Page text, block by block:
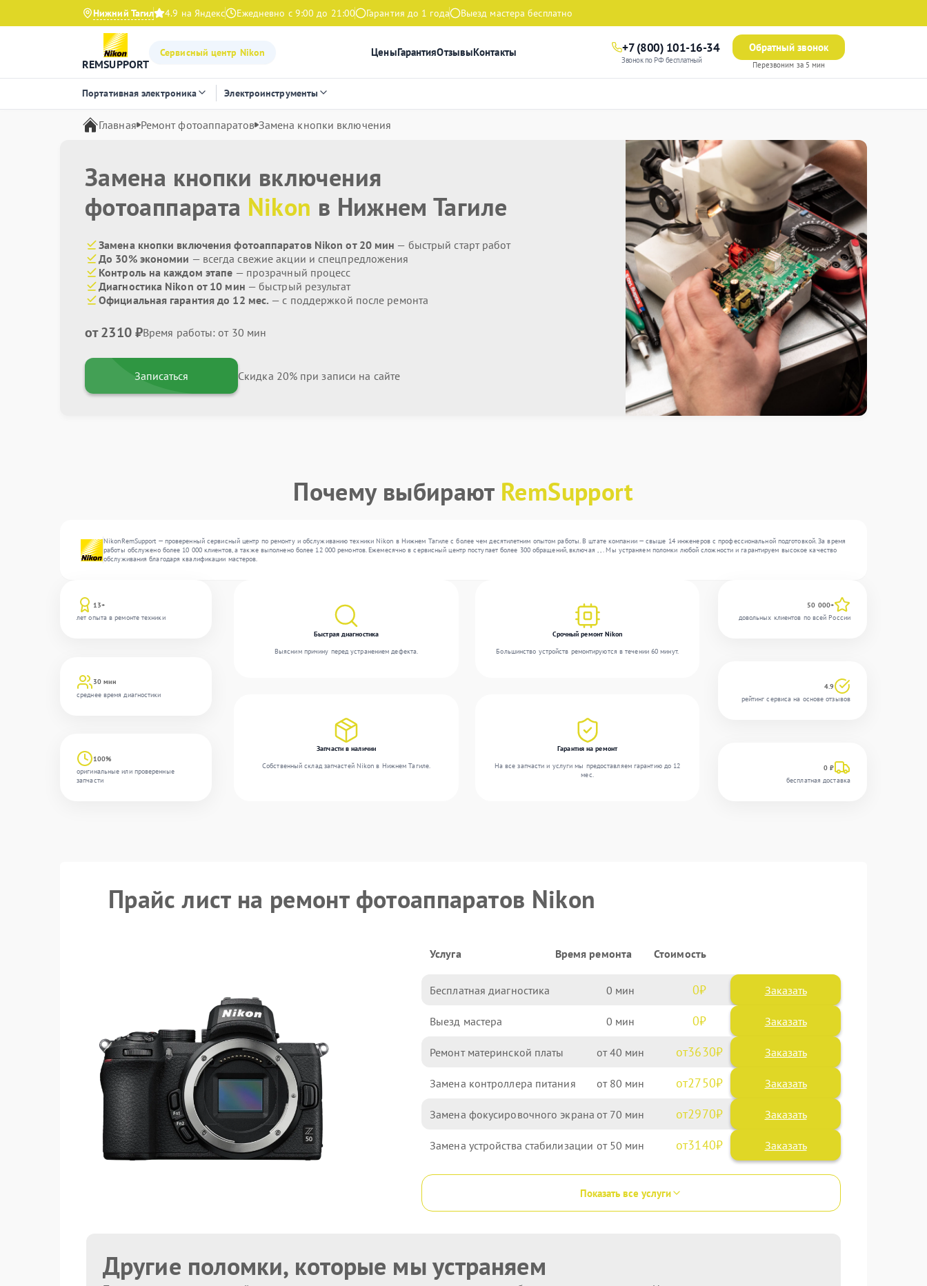
Нижний Тагил 4.9 на Яндекс Ежедневно с 9:00 до 21:00 Гарантия до 1 года Выезд мастера бесплатно
REMSUPPORT
Сервисный центр Nikon ЦеныГарантияОтзывыКонтакты +7 (800) 101-16-34
Звонок по РФ бесплатный
Обратный звонок
Перезвоним за 5 мин
Портативная электроника Электроинструменты
Главная Ремонт фотоаппаратов Замена кнопки включения
Замена кнопки включения
фотоаппарата Nikon в Нижнем Тагиле
Замена кнопки включения фотоаппаратов Nikon от 20 мин — быстрый старт работ
До 30% экономии — всегда свежие акции и спецпредложения
Контроль на каждом этапе — прозрачный процесс
Диагностика Nikon от 10 мин — быстрый результат
Официальная гарантия до 12 мес. — с поддержкой после ремонта
от 2310 ₽Время работы: от 30 мин
Записаться Скидка 20% при записи на сайте
Почему выбирают RemSupport
NikonRemSupport — проверенный сервисный центр по ремонту и обслуживанию техники Nikon в Нижнем Тагиле с более чем десятилетним опытом работы. В штате компании — свыше 14 инженеров с профессиональной подготовкой. За время
работы обслужено более 10 000 клиентов, а также выполнено более 12 000 ремонтов. Ежемесячно в сервисный центр поступает более 300 обращений, включая , , . Мы устраняем поломки любой сложности и гарантируем высокое качество
обслуживания благодаря квалификации мастеров.
13+
лет опыта в ремонте техники
30 мин
среднее время диагностики
100%
оригинальные или проверенные
запчасти
Быстрая диагностика
Выясним причину перед устранением дефекта.
Срочный ремонт Nikon
Большинство устройств ремонтируются в течении 60 минут.
Запчасти в наличии
Собственный склад запчастей Nikon в Нижнем Тагиле.
Гарантия на ремонт
На все запчасти и услуги мы предоставляем гарантию до 12
мес.
50 000+
довольных клиентов по всей России
4.9
рейтинг сервиса на основе отзывов
0 ₽
бесплатная доставка
Прайс лист на ремонт фотоаппаратов Nikon
Услуга Время ремонта Стоимость
Бесплатная диагностика 0 0 Заказать
Выезд мастера 0 0 Заказать
Ремонт материнской платы 40 3630
Замена контроллера питания 80 2750
Замена фокусировочного экрана 70 2970
Замена устройства стабилизации 50 3140
Показать все услуги
Другие поломки, которые мы устраняем